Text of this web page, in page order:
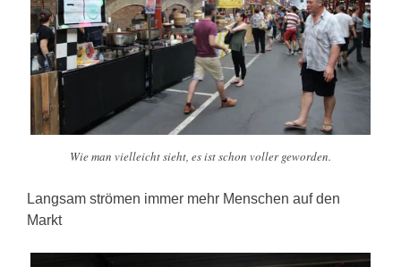
Wie man vielleicht sieht, es ist schon voller geworden.
Langsam strömen immer mehr Menschen auf den
Markt